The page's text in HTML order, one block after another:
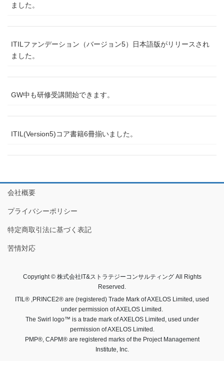
ました。
ITILファンデーション（バージョン5）日本語版がリリースされ
ました。
GW中も研修受講開始できます。
ITIL(Version5)コア書籍6冊揃いました。
会社概要
プライバシーポリシー
特定商取引法に基づく表記
苦情対応
Copyright © 株式会社IT&ストラテジーコンサルティング All Rights
Reserved.
ITIL® ,PRINCE2® are (registered) Trade Mark of AXELOS Limited, used
under permission of AXELOS Limited.
The Swirl logo™ is a trade mark of AXELOS Limited, used under
permission of AXELOS Limited.
PMP®, CAPM® are registered marks of the Project Management
Institute, Inc.